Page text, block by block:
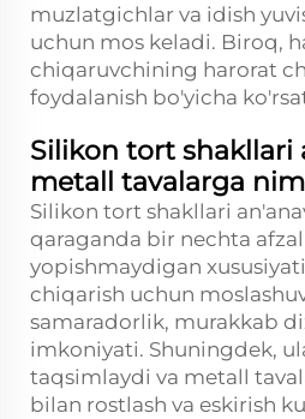
muzlatgichlar va idish
uchun mos keladi. Biroq,
chiqaruvchining harorat
foydalanish bo'yicha
Silikon tort shakllari
metall tavalarga
Silikon tort shakllari
qaraganda bir nechta
yopishmaydigan
chiqarish uchun
samaradorlik, murakkab
imkoniyati. Shuningdek,
taqsimlaydi va metall
bilan rostlash va eskirish